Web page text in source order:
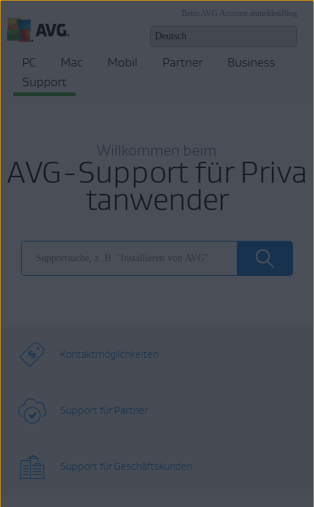
Blog
Beim AVG Account anmelden
PC Mac Mobil Partner
Business
Support
Willkommen beim
AVG-Support für Priva
tanwender
Kontaktmöglichkeiten
Support für Partner
Support für Geschäftskunden